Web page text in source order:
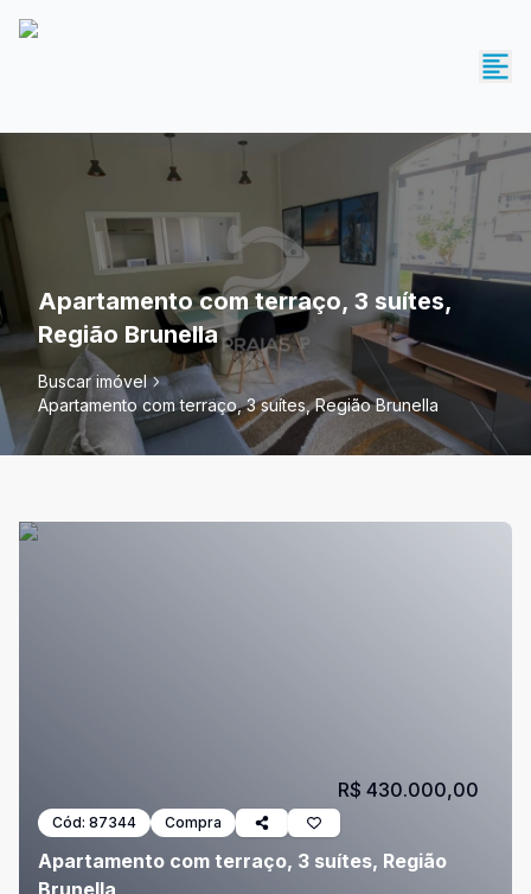
Apartamento com terraço, 3 suítes,
Região Brunella
Buscar imóvel
Apartamento com terraço, 3 suítes, Região Brunella
Cód: 87344 Compra
Apartamento com terraço, 3 suítes, Região
Brunella
R$ 430.000,00